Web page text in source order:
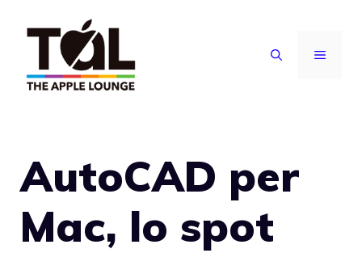
contenuto
MENU
AutoCAD per
Mac, lo spot